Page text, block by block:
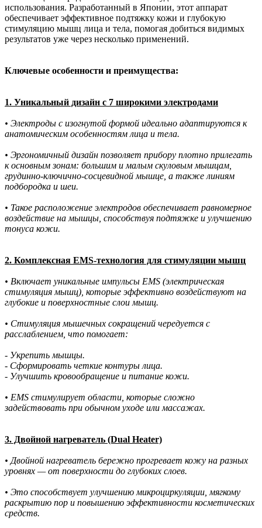
использования. Разработанный в Японии, этот аппарат
обеспечивает эффективное подтяжку кожи и глубокую
стимуляцию мышц лица и тела, помогая добиться видимых
результатов уже через несколько применений.
Ключевые особенности и преимущества:
1. Уникальный дизайн с 7 широкими электродами
• Электроды с изогнутой формой идеально адаптируются к
анатомическим особенностям лица и тела.
• Эргономичный дизайн позволяет прибору плотно прилегать
к основным зонам: большим и малым скуловым мышцам,
грудинно-ключично-сосцевидной мышце, а также линиям
подбородка и шеи.
• Такое расположение электродов обеспечивает равномерное
воздействие на мышцы, способствуя подтяжке и улучшению
тонуса кожи.
2. Комплексная EMS-технология для стимуляции мышц
• Включает уникальные импульсы EMS (электрическая
стимуляция мышц), которые эффективно воздействуют на
глубокие и поверхностные слои мышц.
• Стимуляция мышечных сокращений чередуется с
расслаблением, что помогает:
- Укрепить мышцы.
- Сформировать четкие контуры лица.
- Улучшить кровообращение и питание кожи.
• EMS стимулирует области, которые сложно
задействовать при обычном уходе или массажах.
3. Двойной нагреватель (Dual Heater)
• Двойной нагреватель бережно прогревает кожу на разных
уровнях — от поверхности до глубоких слоев.
• Это способствует улучшению микроциркуляции, мягкому
раскрытию пор и повышению эффективности косметических
средств.